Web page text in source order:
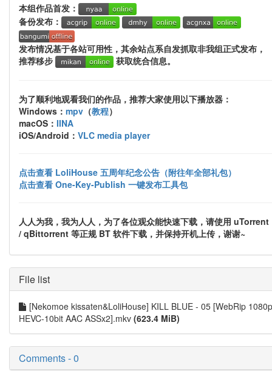
本组作品首发：
备份发布：
发布情况基于各站可用性，其余站点系自发抓取非我组正式发布，
推荐移步
获取统合信息。
为了顺利地观看我们的作品，推荐大家使用以下播放器：
Windows： mpv （教程）
macOS： IINA
iOS/Android： VLC media player
点击查看 LoliHouse 五周年纪念公告（附往年全部礼包）
点击查看 One-Key-Publish 一键发布工具包
人人为我，我为人人，为了各位观众能快速下载，请使用 uTorrent
/ qBittorrent 等正规 BT 软件下载，并保持开机上传，谢谢~
File list
[Nekomoe kissaten&LoliHouse] KILL BLUE - 05 [WebRip 1080p
HEVC-10bit AAC ASSx2].mkv (623.4 MiB)
Comments - 0